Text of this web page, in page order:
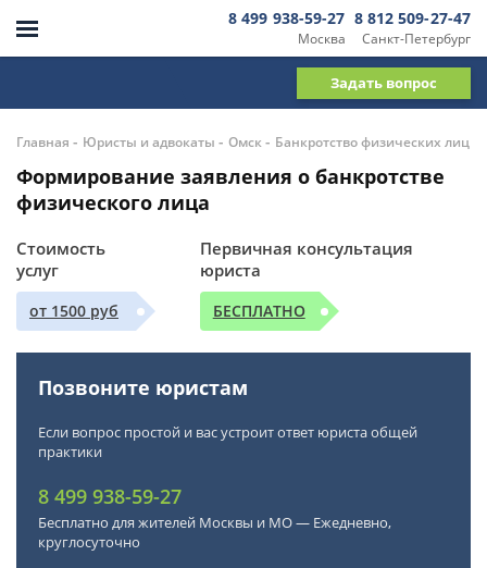
Москва
8 499 938-59-27
Санкт-Петербург
8 812 509-27-47
Задать вопрос
Главная - Юристы и адвокаты - Омск- Банкротство физических лиц
Формирование заявления о банкротстве
физического лица
Стоимость
услуг
от 1500 руб
Первичная консультация
юриста
БЕСПЛАТНО
Позвоните юристам
Если вопрос простой и вас устроит ответ юриста общей
практики
8 499 938-59-27
Бесплатно для жителей Москвы и МО — Ежедневно,
круглосуточно